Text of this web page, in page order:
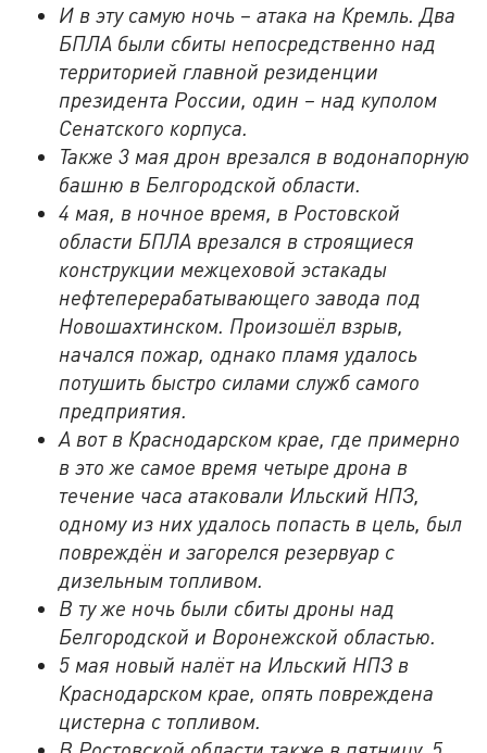
И в эту самую ночь – атака на Кремль. Два
БПЛА были сбиты непосредственно над
территорией главной резиденции
президента России, один – над куполом
Сенатского корпуса.
Также 3 мая дрон врезался в водонапорную
башню в Белгородской области.
4 мая, в ночное время, в Ростовской
области БПЛА врезался в строящиеся
конструкции межцеховой эстакады
нефтеперерабатывающего завода под
Новошахтинском. Произошёл взрыв,
начался пожар, однако пламя удалось
потушить быстро силами служб самого
предприятия.
А вот в Краснодарском крае, где примерно
в это же самое время четыре дрона в
течение часа атаковали Ильский НПЗ,
одному из них удалось попасть в цель, был
повреждён и загорелся резервуар с
дизельным топливом.
В ту же ночь были сбиты дроны над
Белгородской и Воронежской областью.
5 мая новый налёт на Ильский НПЗ в
Краснодарском крае, опять повреждена
цистерна с топливом.